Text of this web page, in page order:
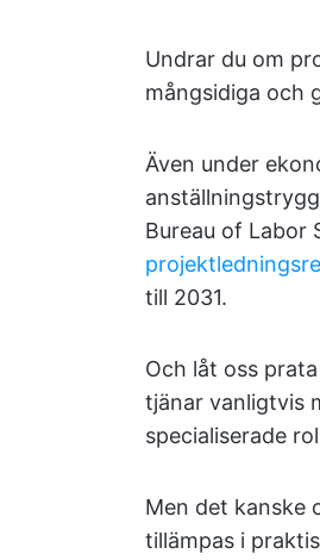
Undrar du om
mångsidiga och
Även under
Bureau of Labor
till 2031.
Och låt oss
tjänar vanligtvis
specialiserade
Men det kanske
tillämpas i